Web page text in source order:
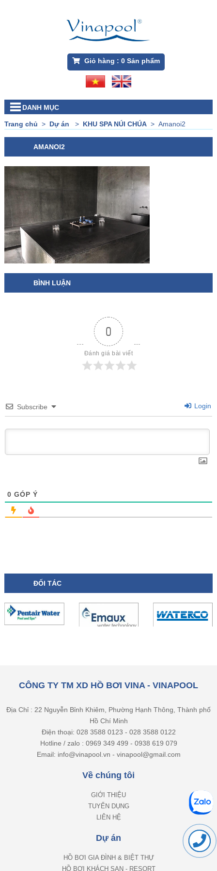
Giỏ hàng : 0Sản phẩm
DANH MỤC
Trang chủ > Dự án > KHU SPA NÚI CHÚA> Amanoi2
AMANOI2
BÌNH LUẬN
0
Đánh giá bài viết
Subscribe Login
0 GÓP Ý
ĐỐI TÁC
CÔNG TY TM XD HỒ BƠI VINA - VINAPOOL
Địa Chỉ : 22 Nguyễn Bỉnh Khiêm, Phường Hạnh Thông, Thành phố
Hồ Chí Minh
Điện thoại: 028 3588 0123 - 028 3588 0122
Hotline / zalo : 0969 349 499 - 0938 619 079
Email: info@vinapool.vn - vinapool@gmail.com
Về chúng tôi
GIỚI THIỆU
TUYỂN DỤNG
LIÊN HỆ
Dự án
HỒ BƠI GIA ĐÌNH & BIỆT THỰ
HỒ BƠI KHÁCH SẠN - RESORT